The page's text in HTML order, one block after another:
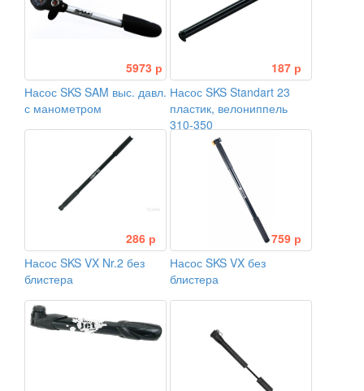
5973 р
Насос SKS SAM выс. давл.
с манометром
187 р
Насос SKS Standart 23
пластик, велониппель
310-350
286 р
Насос SKS VX Nr.2 без
блистера
759 р
Насос SKS VX без
блистера